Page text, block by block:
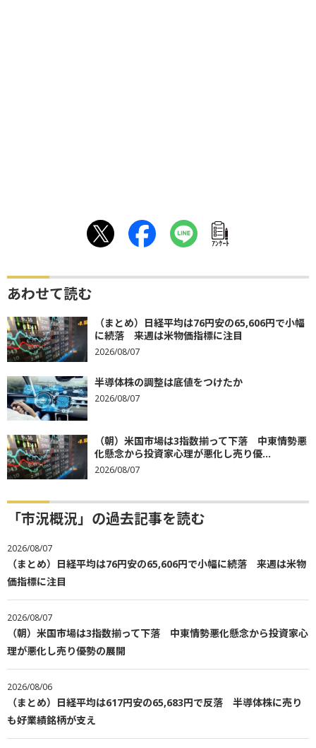
ｱﾝｹｰﾄ
あわせて読む
（まとめ）日経平均は76円安の65,606円で小幅
に続落 来週は米物価指標に注目
2026/08/07
半導体株の調整は底値をつけたか
2026/08/07
（朝）米国市場は3指数揃って下落 中東情勢悪
化懸念から投資家心理が悪化し売り優...
2026/08/07
「市況概況」の過去記事を読む
2026/08/07
（まとめ）日経平均は76円安の65,606円で小幅に続落 来週は米物
価指標に注目
2026/08/07
（朝）米国市場は3指数揃って下落 中東情勢悪化懸念から投資家心
理が悪化し売り優勢の展開
2026/08/06
（まとめ）日経平均は617円安の65,683円で反落 半導体株に売り
も好業績銘柄が支え